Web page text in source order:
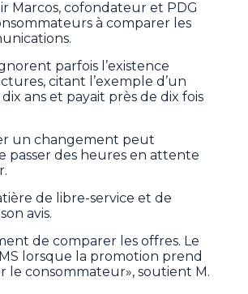
Marcos, cofondateur et PDG
à comparer les
parfois l’existence
citant l’exemple d’un
ans et payait près de dix fois
un changement peut
passer des heures en attente
de libre-service et de
avis.
de comparer les offres. Le
lorsque la promotion prend
le consommateur», soutient M.